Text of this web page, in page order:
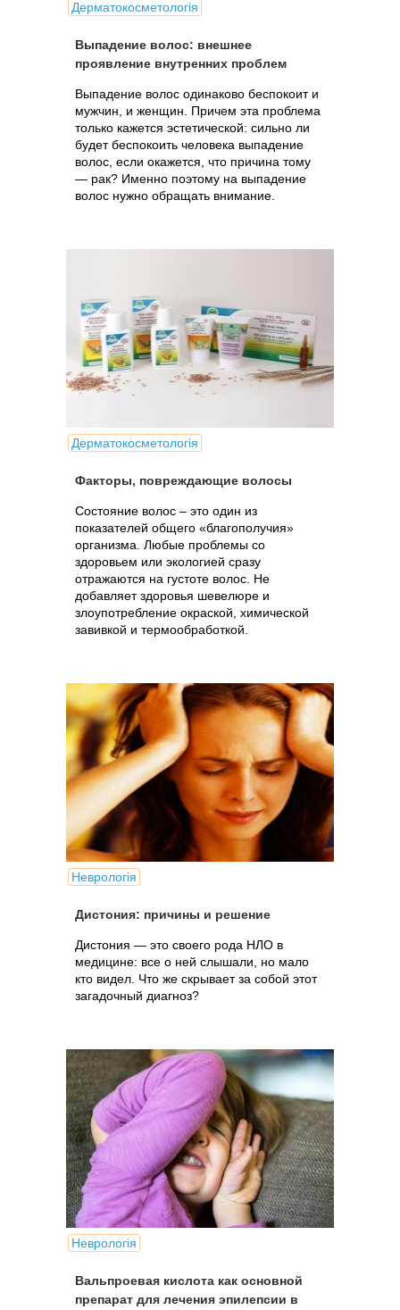
Дерматокосметологія
Выпадение волос: внешнее
проявление внутренних проблем
Выпадение волос одинаково беспокоит и
мужчин, и женщин. Причем эта проблема
только кажется эстетической: сильно ли
будет беспокоить человека выпадение
волос, если окажется, что причина тому
— рак? Именно поэтому на выпадение
волос нужно обращать внимание.
Дерматокосметологія
Факторы, повреждающие волосы
Состояние волос – это один из
показателей общего «благополучия»
организма. Любые проблемы со
здоровьем или экологией сразу
отражаются на густоте волос. Не
добавляет здоровья шевелюре и
злоупотребление окраской, химической
завивкой и термообработкой.
Неврологія
Дистония: причины и решение
Дистония — это своего рода НЛО в
медицине: все о ней слышали, но мало
кто видел. Что же скрывает за собой этот
загадочный диагноз?
Неврологія
Вальпроевая кислота как основной
препарат для лечения эпилепсии в